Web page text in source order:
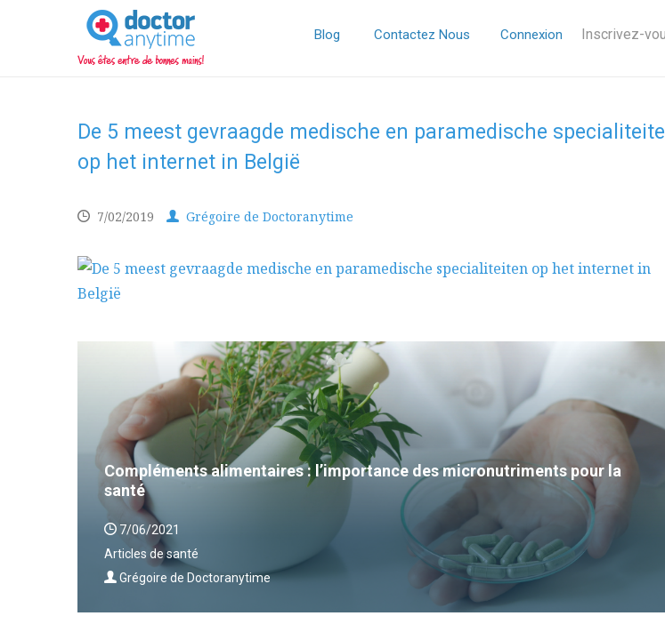
DoctorAnyTime
You
are
in
good
Blog Contactez Nous Connexion Inscrivez-
De 5 meest gevraagde medische en paramedische
op het internet in België
7/02/2019 Grégoire de Doctoranytime
Compléments alimentaires : l’importance des micronutriments pour la
santé
7/06/2021
Articles de santé
Grégoire de Doctoranytime